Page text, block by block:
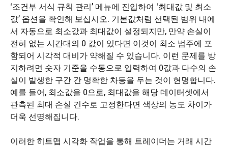
‘조건부 서식 규칙 관리’ 메뉴에 진입하여 ‘최대값 및 최소
값’ 옵션을 확인해 보십시오. 기본값처럼 선택된 범위 내에
서 자동으로 최소값과 최대값이 설정되지만, 만약 손실이
전혀 없는 시간대의 0 값이 있다면 이것이 최소 범주에 포
함되어 시각적 대비가 약해질 수 있습니다. 이런 문제를 방
지하려면 숫자 기준을 수동으로 입력하여 0값과 다수의 손
실이 발생한 구간 간 명확한 차등을 두는 것이 현명합니다.
예를 들어, 최소값을 0으로, 최대값을 해당 데이터셋에서
관측된 최대 손실 건수로 고정한다면 색상의 농도 차이가
더욱 선명해집니다.
이러한 히트맵 시각화 작업을 통해 트레이더는 거래 시간